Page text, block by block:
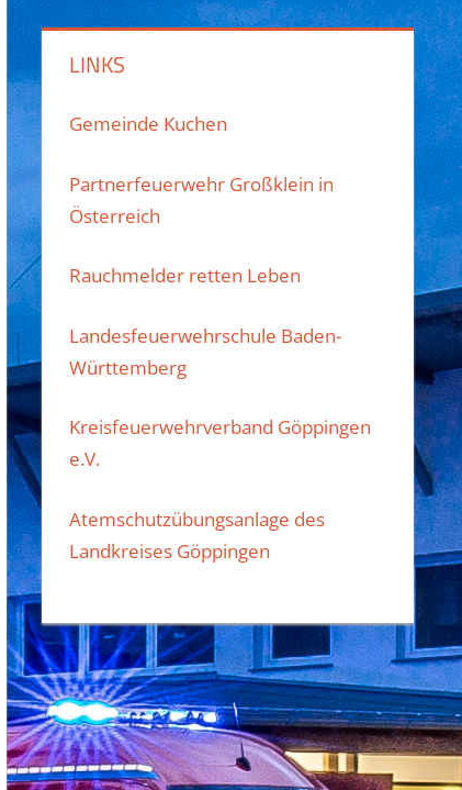
LINKS
Gemeinde Kuchen
Partnerfeuerwehr Großklein in
Österreich
Rauchmelder retten Leben
Landesfeuerwehrschule Baden-
Württemberg
Kreisfeuerwehrverband Göppingen
e.V.
Atemschutzübungsanlage des
Landkreises Göppingen